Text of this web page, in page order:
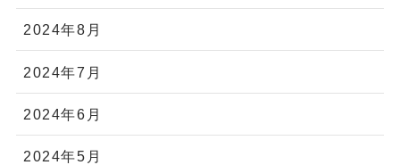
2024年8月
2024年7月
2024年6月
2024年5月